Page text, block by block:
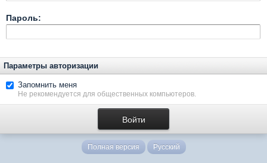
Пароль:
Параметры авторизации
Запомнить меня
Не рекомендуется для общественных компьютеров.
Полная версия Русский